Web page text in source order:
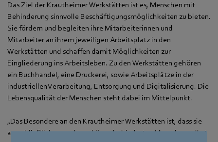
Das Ziel der Krautheimer Werkstätten ist es, Menschen mit
Behinderung sinnvolle Beschäftigungsmöglichkeiten zu bieten.
Sie fördern und begleiten ihre Mitarbeiterinnen und
Mitarbeiter an ihrem jeweiligen Arbeitsplatz in den
Werkstätten und schaffen damit Möglichkeiten zur
Eingliederung ins Arbeitsleben. Zu den Werkstätten gehören
ein Buchhandel, eine Druckerei, sowie Arbeitsplätze in der
industriellen Verarbeitung, Entsorgung und Digitalisierung. Die
Lebensqualität der Menschen steht dabei im Mittelpunkt.
„Das Besondere an den Krautheimer Werkstätten ist, dass sie
ausschließlich von schwer körperbehinderten Menschen selbst